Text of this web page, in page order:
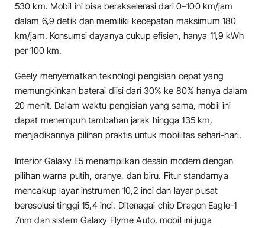
530 km. Mobil ini bisa berakselerasi dari 0–100 km/jam
dalam 6,9 detik dan memiliki kecepatan maksimum 180
km/jam. Konsumsi dayanya cukup efisien, hanya 11,9 kWh
per 100 km.
Geely menyematkan teknologi pengisian cepat yang
memungkinkan baterai diisi dari 30% ke 80% hanya dalam
20 menit. Dalam waktu pengisian yang sama, mobil ini
dapat menempuh tambahan jarak hingga 135 km,
menjadikannya pilihan praktis untuk mobilitas sehari-hari.
Interior Galaxy E5 menampilkan desain modern dengan
pilihan warna putih, oranye, dan biru. Fitur standarnya
mencakup layar instrumen 10,2 inci dan layar pusat
beresolusi tinggi 15,4 inci. Ditenagai chip Dragon Eagle-1
7nm dan sistem Galaxy Flyme Auto, mobil ini juga